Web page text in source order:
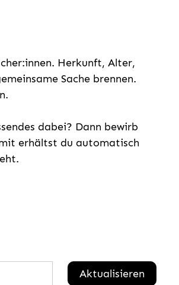
Herkunft, Alter,
Sache brennen.
dabei? Dann bewirb
erhältst du automatisch
Aktualisieren